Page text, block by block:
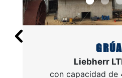
Liebherr
con capacidad de